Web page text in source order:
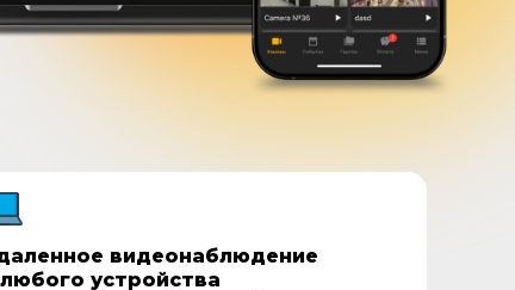
видеонаблюдение
устройства